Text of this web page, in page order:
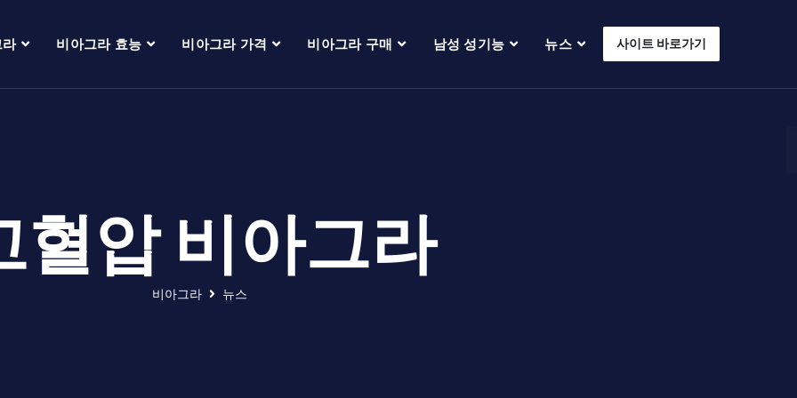
비아그라 효능 비아그라 가격 비아그라 구매 남성 성기능 뉴스 사이트 바로가기
혈압 비아그라
비아그라 뉴스